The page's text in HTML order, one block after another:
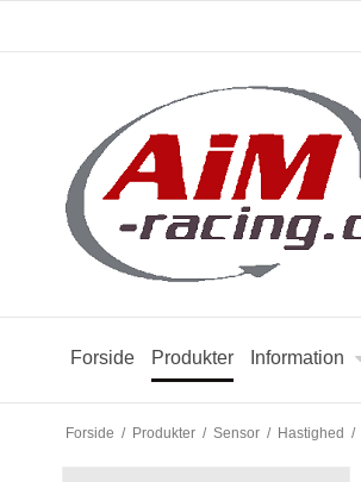
Forside Produkter Information
Forside / Produkter / Sensor / Hastighed /